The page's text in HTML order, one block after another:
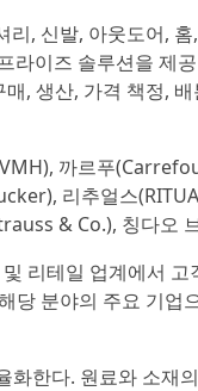
, 신발, 아웃도어,
라이즈 솔루션을 제
, 생산, 가격 책정,
까르푸
리추얼스
& Co.), 칭다오
리테일 업계에서
당 분야의 주요 기
화한다. 원료와 소재